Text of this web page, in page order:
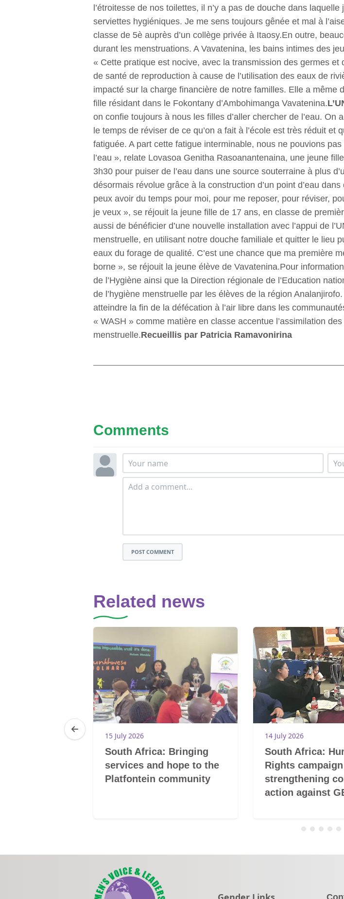
l’étroitesse de nos toilettes, il n’y a pas de douche dans
serviettes hygiéniques. Je me sens toujours gênée et mal à
classe de 5è auprès d’un collège privée à Itaosy.En outre,
durant les menstruations. A Vavatenina, les bains intimes des
« Cette pratique est nocive, avec la transmission des germes
de santé de reproduction à cause de l’utilisation des eaux de
impacté sur la charge financière de notre familles. Elle a même
fille résidant dans le Fokontany d’Ambohimanga Vavatenina.
on confie toujours à nous les filles d’aller chercher de l’eau.
le temps de réviser de ce qu’on a fait à l’école est très réduit
fatiguée. A part cette fatigue interminable, nous ne pouvions
l’eau », relate Lovasoa Genitha Rasoanantenaina, une jeune
3h30 pour puiser de l’eau dans une source souterraine à plus
désormais révolue grâce à la construction d’un point d’eau
peux avoir du temps pour moi, pour me reposer, pour réviser,
je veux », se réjouit la jeune fille de 17 ans, en classe de
aussi de bénéficier d’une nouvelle installation avec l’appui de
menstruelle, en utilisant notre douche familiale et quitter le lieu
eaux du forage de qualité. C’est une chance que ma première
borne », se réjouit la jeune élève de Vavatenina.Pour
de l’Hygiène ainsi que la Direction régionale de l’Education
de l’hygiène menstruelle par les élèves de la région
atteindre la fin de la défécation à l’air libre dans les
« WASH » comme matière en classe accentue l’assimilation
menstruelle.Recueillis par Patricia Ramavonirina
Comments
POST COMMENT
Related news
15 July 2026
South Africa: Bringing
services and hope to the
Platfontein community
14 July 2026
South Africa:
Rights campaign
strengthening
action against
Go to: